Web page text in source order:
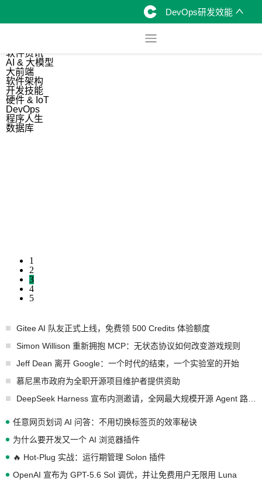
DevOps研发效能
软件资讯
AI & 大模型
大前端
软件架构
开发技能
硬件 & IoT
DevOps
程序人生
数据库
1
2
3
4
5
Gitee AI 队友正式上线，免费领 500 Credits 体验额度
Simon Willison 重新拥抱 MCP：无状态协议如何改变游戏规则
Jeff Dean 离开 Google：一个时代的结束，一个实验室的开始
慕尼黑市政府为全职开源项目维护者提供资助
任意网页划词 AI 问答：不用切换标签页的效率秘诀
为什么要开发又一个 AI 浏览器插件
🔥 Hot-Plug 实战：运行期管理 Solon 插件
OpenAI 宣布为 GPT-5.6 Sol 调优，并让免费用户无限用 Luna